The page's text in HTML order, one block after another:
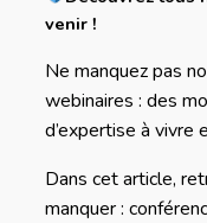
venir !
Ne manquez pas
webinaires : des
d’expertise à vivre
Dans cet article,
manquer :